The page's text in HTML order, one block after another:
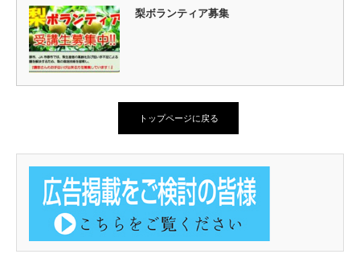
梨ボランティア募集
トップページに戻る